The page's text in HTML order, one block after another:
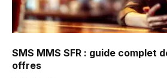
SMS MMS SFR : guide complet
offres